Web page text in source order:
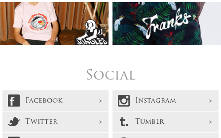
Social
Facebook
Instagram
Twitter
Tumblr